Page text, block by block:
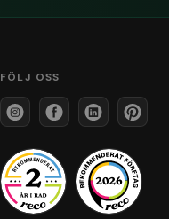
FÖLJ OSS